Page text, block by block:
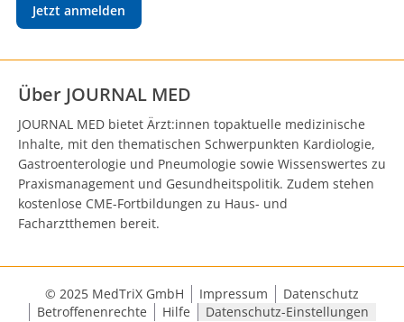
Jetzt anmelden
Über JOURNAL MED
JOURNAL MED bietet Ärzt:innen topaktuelle medizinische
Inhalte, mit den thematischen Schwerpunkten Kardiologie,
Gastroenterologie und Pneumologie sowie Wissenswertes zu
Praxismanagement und Gesundheitspolitik. Zudem stehen
kostenlose CME-Fortbildungen zu Haus- und
Facharztthemen bereit.
© 2025 MedTriX GmbH Impressum
Datenschutz
Betroffenenrechte
Hilfe Datenschutz-Einstellungen